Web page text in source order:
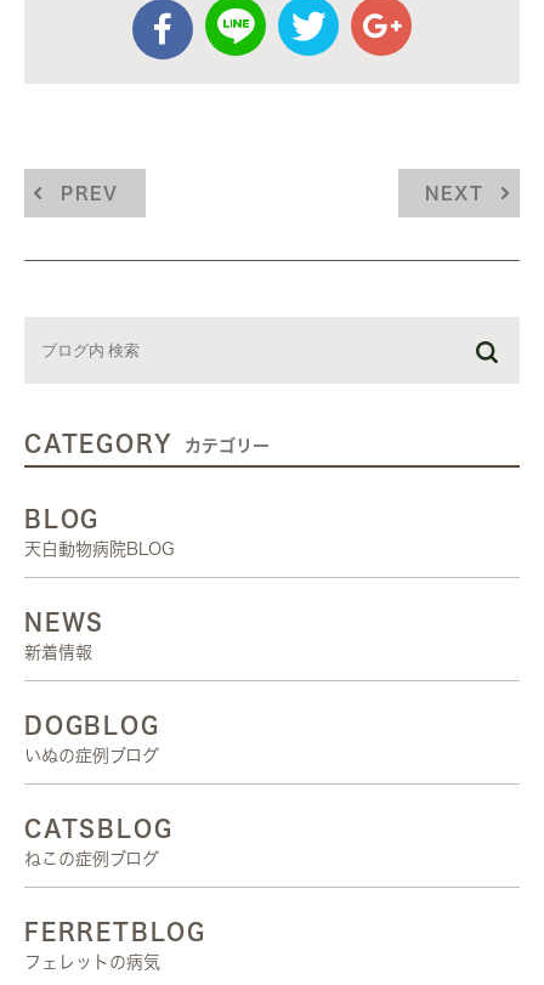
PREV NEXT
CATEGORY カテゴリー
BLOG
天白動物病院BLOG
NEWS
新着情報
DOGBLOG
いぬの症例ブログ
CATSBLOG
ねこの症例ブログ
FERRETBLOG
フェレットの病気